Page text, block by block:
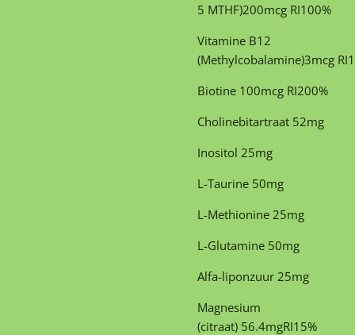
5 MTHF)200mcg RI100%
Vitamine B12
(Methylcobalamine)3mcg RI
Biotine 100mcg RI200%
Cholinebitartraat 52mg
Inositol 25mg
L-Taurine 50mg
L-Methionine 25mg
L-Glutamine 50mg
Alfa-liponzuur 25mg
Magnesium
(citraat) 56.4mgRI15%